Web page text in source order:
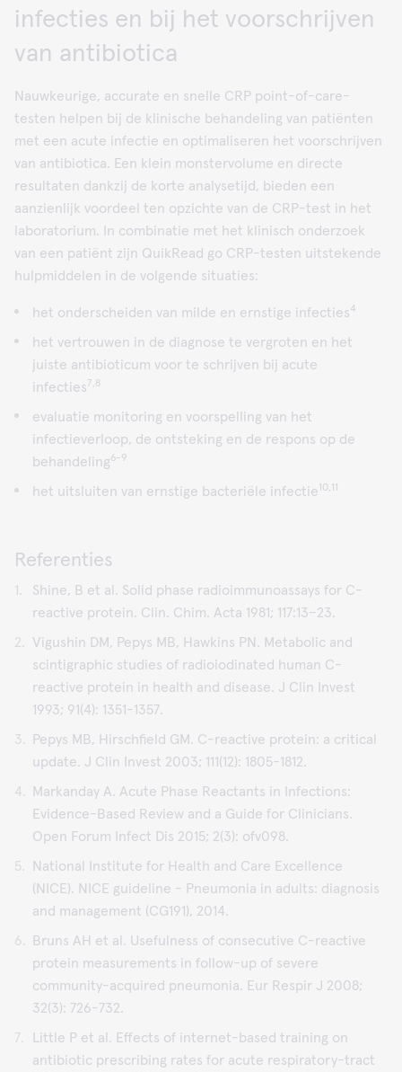
infecties en bij het voorschrijven
van antibiotica
Nauwkeurige, accurate en snelle CRP point-of-care-
testen helpen bij de klinische behandeling van patiënten
met een acute infectie en optimaliseren het voorschrijven
van antibiotica. Een klein monstervolume en directe
resultaten dankzij de korte analysetijd, bieden een
aanzienlijk voordeel ten opzichte van de CRP-test in het
laboratorium. In combinatie met het klinisch onderzoek
van een patiënt zijn QuikRead go CRP-testen uitstekende
hulpmiddelen in de volgende situaties:
het onderscheiden van milde en ernstige infecties4
het vertrouwen in de diagnose te vergroten en het
juiste antibioticum voor te schrijven bij acute
infecties7,8
evaluatie monitoring en voorspelling van het
infectieverloop, de ontsteking en de respons op de
behandeling6-9
het uitsluiten van ernstige bacteriële infectie10,11
Referenties
Shine, B et al. Solid phase radioimmunoassays for C-
reactive protein. Clin. Chim. Acta 1981; 117:13–23.
Vigushin DM, Pepys MB, Hawkins PN. Metabolic and
scintigraphic studies of radioiodinated human C-
reactive protein in health and disease. J Clin Invest
1993; 91(4): 1351-1357.
Pepys MB, Hirschfield GM. C-reactive protein: a critical
update. J Clin Invest 2003; 111(12): 1805-1812.
Markanday A. Acute Phase Reactants in Infections:
Evidence-Based Review and a Guide for Clinicians.
Open Forum Infect Dis 2015; 2(3): ofv098.
National Institute for Health and Care Excellence
(NICE). NICE guideline - Pneumonia in adults: diagnosis
and management (CG191), 2014.
Bruns AH et al. Usefulness of consecutive C-reactive
protein measurements in follow-up of severe
community-acquired pneumonia. Eur Respir J 2008;
32(3): 726-732.
Little P et al. Effects of internet-based training on
antibiotic prescribing rates for acute respiratory-tract